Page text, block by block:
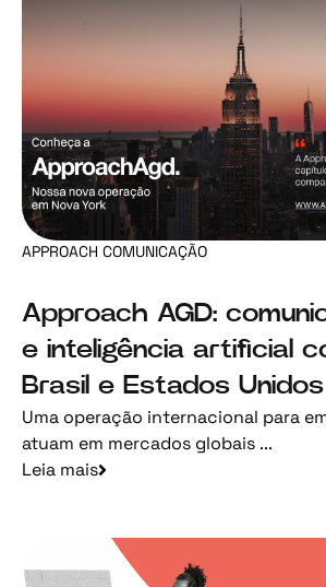
APPROACH COMUNICAÇÃO
Approach AGD:
e inteligência artificial
Brasil e Estados Unidos
Uma operação internacional para
atuam em mercados globais ...
Leia mais